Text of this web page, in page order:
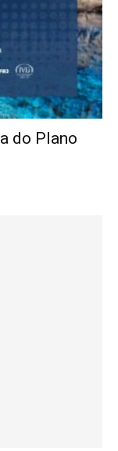
do Plano